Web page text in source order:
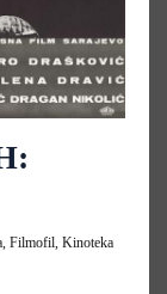
Filmofil, Kinoteka